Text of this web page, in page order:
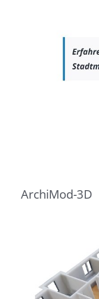
ArchiMod-3D